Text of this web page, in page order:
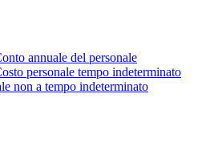
annuale del personale
personale tempo indeterminato
non a tempo indeterminato